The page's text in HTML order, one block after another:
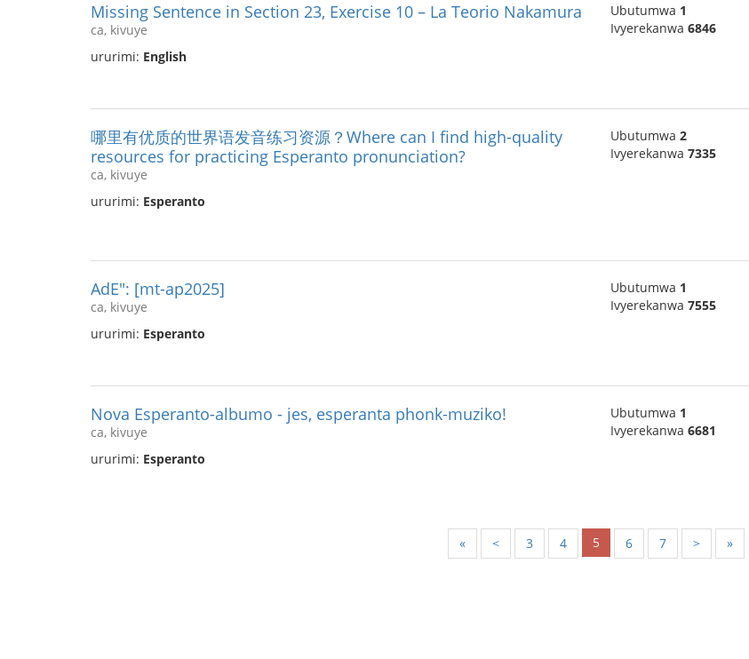
Missing Sentence in Section 23, Exercise 10 – La Teorio Nakamura
ca, kivuye
ururimi: English
Ubutumwa 1
Ivyerekanwa 6846
哪里有优质的世界语发音练习资源？Where can I find high-quality
resources for practicing Esperanto pronunciation?
ca, kivuye
ururimi: Esperanto
Ubutumwa 2
Ivyerekanwa 7335
AdE": [mt-ap2025]
ca, kivuye
ururimi: Esperanto
Ubutumwa 1
Ivyerekanwa 7555
Nova Esperanto-albumo - jes, esperanta phonk-muziko!
ca, kivuye
ururimi: Esperanto
Ubutumwa 1
Ivyerekanwa 6681
« < 3 4 5 6 7 > »